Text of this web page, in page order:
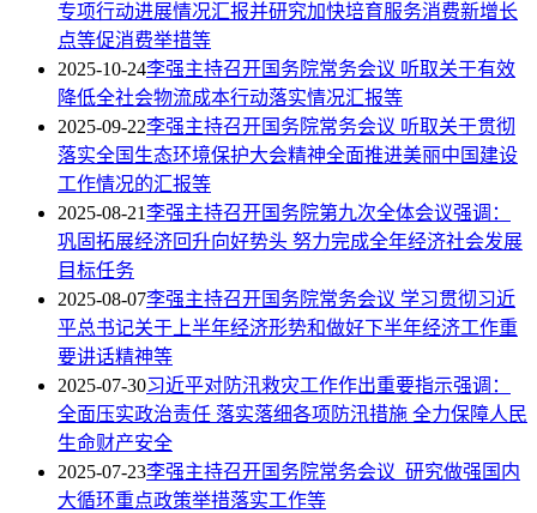
专项行动进展情况汇报并研究加快培育服务消费新增长
点等促消费举措等
2025-10-24李强主持召开国务院常务会议 听取关于有效
降低全社会物流成本行动落实情况汇报等
2025-09-22李强主持召开国务院常务会议 听取关于贯彻
落实全国生态环境保护大会精神全面推进美丽中国建设
工作情况的汇报等
2025-08-21李强主持召开国务院第九次全体会议强调：
巩固拓展经济回升向好势头 努力完成全年经济社会发展
目标任务
2025-08-07李强主持召开国务院常务会议 学习贯彻习近
平总书记关于上半年经济形势和做好下半年经济工作重
要讲话精神等
2025-07-30习近平对防汛救灾工作作出重要指示强调：
全面压实政治责任 落实落细各项防汛措施 全力保障人民
生命财产安全
2025-07-23李强主持召开国务院常务会议 研究做强国内
大循环重点政策举措落实工作等